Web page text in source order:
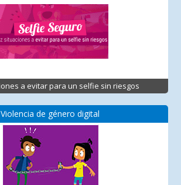
a evitar para un selfie sin riesgos
Violencia de género digital